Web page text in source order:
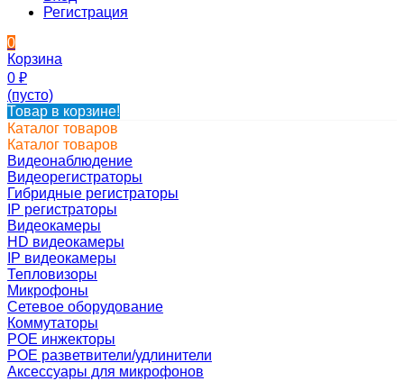
Регистрация
0
Корзина
0 ₽
(пусто)
Товар в корзине!
Каталог товаров
Каталог товаров
Видеонаблюдение
Видеорегистраторы
Гибридные регистраторы
IP регистраторы
Видеокамеры
HD видеокамеры
IP видеокамеры
Тепловизоры
Микрофоны
Сетевое оборудование
Коммутаторы
POE инжекторы
POE разветвители/удлинители
Аксессуары для микрофонов